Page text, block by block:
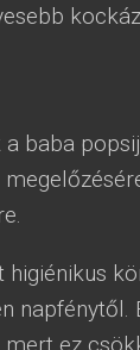
baba
higiénikus
ez